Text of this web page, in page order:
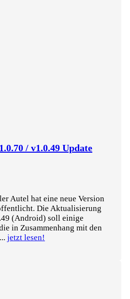
/ v1.0.49 Update
Autel hat eine neue Version
Die Aktualisierung
(Android) soll einige
in Zusammenhang mit den
jetzt lesen!